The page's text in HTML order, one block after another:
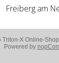
Freiberg am
X Online-
Powered by